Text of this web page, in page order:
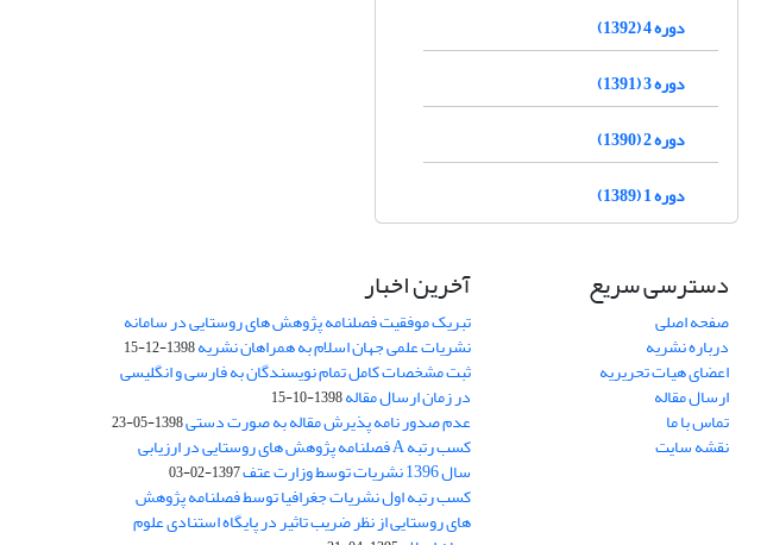
دوره 4 (1392)
دوره 3 (1391)
دوره 2 (1390)
دوره 1 (1389)
دسترسی سریع
صفحه اصلی
درباره نشریه
اعضای هیات تحریریه
ارسال مقاله
تماس با ما
نقشه سایت
آخرین اخبار
تبریک موفقیت فصلنامه پژوهش های روستایی در سامانه
نشریات علمی جهان اسلام به همراهان نشریه1398-12-15
ثبت مشخصات کامل تمام نویسندگان به فارسی و انگلیسی
در زمان ارسال مقاله1398-10-15
عدم صدور نامه پذیرش مقاله به صورت دستی1398-05-23
کسب رتبه A فصلنامه پژوهش های روستایی در ارزیابی
سال 1396 نشریات توسط وزارت عتف 1397-02-03
کسب رتبه اول نشریات جغرافیا توسط فصلنامه پژوهش
های روستایی از نظر ضریب تاثیر در پایگاه استنادی علوم